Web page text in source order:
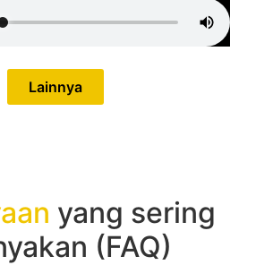
Lainnya
yang sering
(FAQ)